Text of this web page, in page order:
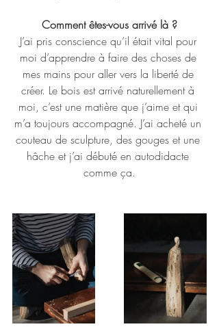
Comment êtes-vous arrivé là ?
J’ai pris conscience qu’il était vital pour
moi d’apprendre à faire des choses de
mes mains pour aller vers la liberté de
créer. Le bois est arrivé naturellement à
moi, c’est une matière que j’aime et qui
m’a toujours accompagné. J’ai acheté un
couteau de sculpture, des gouges et une
hâche et j’ai débuté en autodidacte
comme ça.